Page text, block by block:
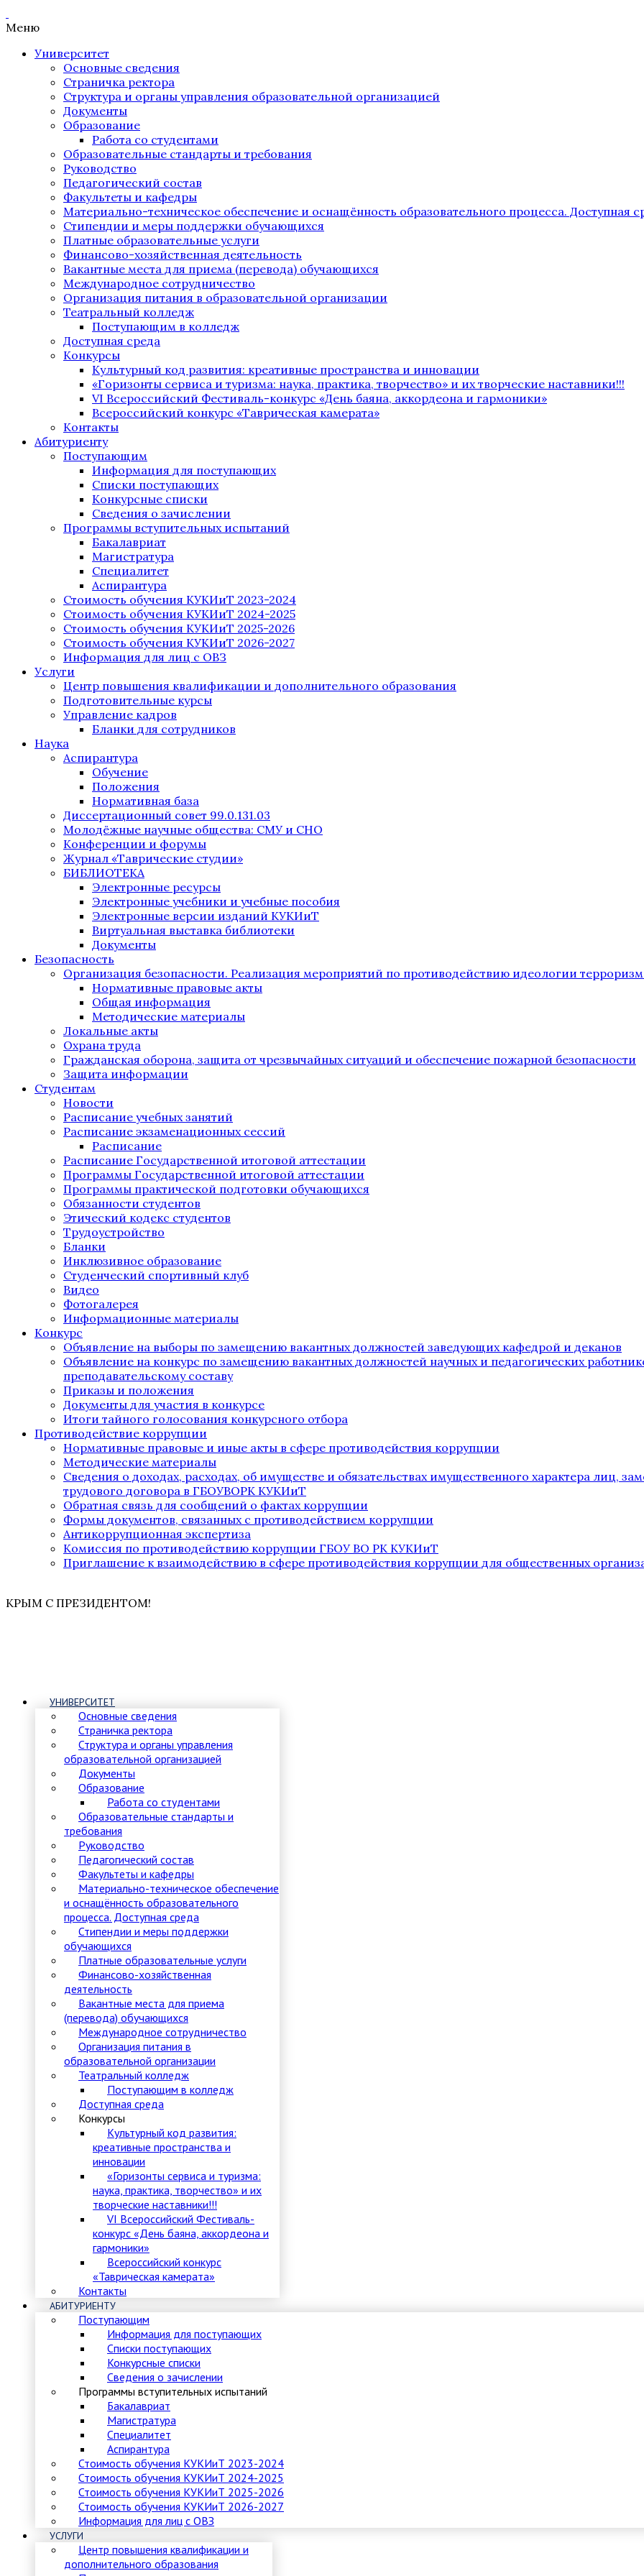
Меню
Университет
Основные сведения
Страничка ректора
Структура и органы управления образовательной организацией
Документы
Образование
Работа со студентами
Образовательные стандарты и требования
Руководство
Педагогический состав
Факультеты и кафедры
Материально-техническое обеспечение и оснащённость образовательного процесса. Доступная
Стипендии и меры поддержки обучающихся
Платные образовательные услуги
Финансово-хозяйственная деятельность
Вакантные места для приема (перевода) обучающихся
Международное сотрудничество
Организация питания в образовательной организации
Театральный колледж
Поступающим в колледж
Доступная среда
Конкурсы
Культурный код развития: креативные пространства и инновации
«Горизонты сервиса и туризма: наука, практика, творчество» и их творческие наставники!!!
VI Всероссийский Фестиваль-конкурс «День баяна, аккордеона и гармоники»
Всероссийский конкурс «Таврическая камерата»
Контакты
Абитуриенту
Поступающим
Информация для поступающих
Списки поступающих
Конкурсные списки
Сведения о зачислении
Программы вступительных испытаний
Бакалавриат
Магистратура
Специалитет
Аспирантура
Стоимость обучения КУКИиТ 2023-2024
Стоимость обучения КУКИиТ 2024-2025
Стоимость обучения КУКИиТ 2025-2026
Стоимость обучения КУКИиТ 2026-2027
Информация для лиц с ОВЗ
Услуги
Центр повышения квалификации и дополнительного образования
Подготовительные курсы
Управление кадров
Бланки для сотрудников
Наука
Аспирантура
Обучение
Положения
Нормативная база
Диссертационный совет 99.0.131.03
Молодёжные научные общества: СМУ и СНО
Конференции и форумы
Журнал «Таврические студии»
БИБЛИОТЕКА
Электронные ресурсы
Электронные учебники и учебные пособия
Электронные версии изданий КУКИиТ
Виртуальная выставка библиотеки
Документы
Безопасность
Организация безопасности. Реализация мероприятий по противодействию идеологии
Нормативные правовые акты
Общая информация
Методические материалы
Локальные акты
Охрана труда
Гражданская оборона, защита от чрезвычайных ситуаций и обеспечение пожарной безопасности
Защита информации
Студентам
Новости
Расписание учебных занятий
Расписание экзаменационных сессий
Расписание
Расписание Государственной итоговой аттестации
Программы Государственной итоговой аттестации
Программы практической подготовки обучающихся
Обязанности студентов
Этический кодекс студентов
Трудоустройство
Бланки
Инклюзивное образование
Студенческий спортивный клуб
Видео
Фотогалерея
Информационные материалы
Конкурс
Объявление на выборы по замещению вакантных должностей заведующих кафедрой и деканов
Объявление на конкурс по замещению вакантных должностей научных и педагогических
преподавательскому составу
Приказы и положения
Документы для участия в конкурсе
Итоги тайного голосования конкурсного отбора
Противодействие коррупции
Нормативные правовые и иные акты в сфере противодействия коррупции
Методические материалы
Сведения о доходах, расходах, об имуществе и обязательствах имущественного характера лиц,
трудового договора в ГБОУВОРК КУКИиТ
Обратная связь для сообщений о фактах коррупции
Формы документов, связанных с противодействием коррупции
Антикоррупционная экспертиза
Комиссия по противодействию коррупции ГБОУ ВО РК КУКИиТ
Приглашение к взаимодействию в сфере противодействия коррупции для общественных
КРЫМ С ПРЕЗИДЕНТОМ!
УНИВЕРСИТЕТ
Основные сведения
Страничка ректора
Структура и органы управления
образовательной организацией
Документы
Образование
Работа со студентами
Образовательные стандарты и
требования
Руководство
Педагогический состав
Факультеты и кафедры
Материально-техническое обеспечение
и оснащённость образовательного
процесса. Доступная среда
Стипендии и меры поддержки
обучающихся
Платные образовательные услуги
Финансово-хозяйственная
деятельность
Вакантные места для приема
(перевода) обучающихся
Международное сотрудничество
Организация питания в
образовательной организации
Театральный колледж
Поступающим в колледж
Доступная среда
Конкурсы
Культурный код развития:
креативные пространства и
инновации
«Горизонты сервиса и туризма:
наука, практика, творчество» и их
творческие наставники!!!
VI Всероссийский Фестиваль-
конкурс «День баяна, аккордеона и
гармоники»
Всероссийский конкурс
«Таврическая камерата»
Контакты
АБИТУРИЕНТУ
Поступающим
Информация для поступающих
Списки поступающих
Конкурсные списки
Сведения о зачислении
Программы вступительных испытаний
Бакалавриат
Магистратура
Специалитет
Аспирантура
Стоимость обучения КУКИиТ 2023-2024
Стоимость обучения КУКИиТ 2024-2025
Стоимость обучения КУКИиТ 2025-2026
Стоимость обучения КУКИиТ 2026-2027
Информация для лиц с ОВЗ
УСЛУГИ
Центр повышения квалификации и
дополнительного образования